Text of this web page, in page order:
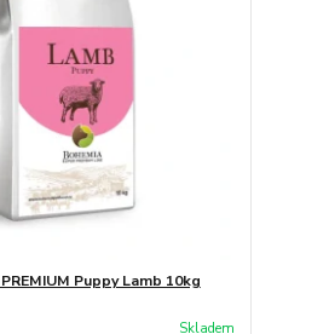
Puppy Lamb 10kg
Skladem